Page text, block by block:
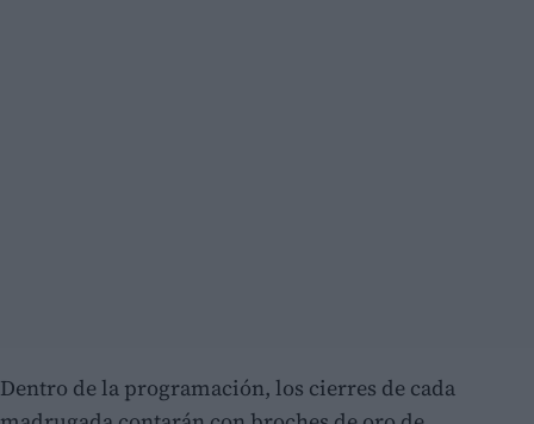
Dentro de la programación, los cierres de cada